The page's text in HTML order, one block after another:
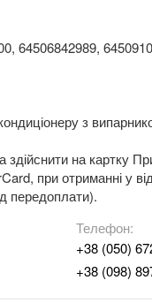
64506842989,
з
на картку
при отриманні у
передоплати).
Телефон:
+38 (050)
+38 (098)